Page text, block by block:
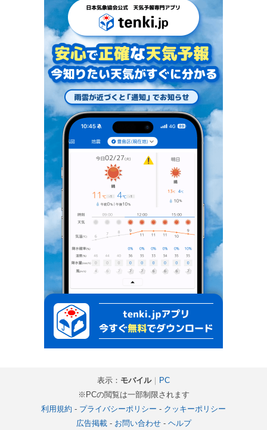
表示： モバイル｜ PC
※PCの閲覧は一部制限されます
利用規約 - プライバシーポリシー - クッキーポリシー
広告掲載- お問い合わせ- ヘルプ